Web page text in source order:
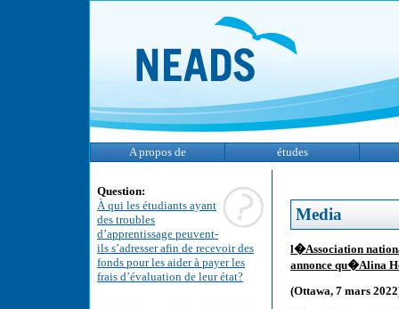
A propos de études
Question:
À qui les étudiants ayant
des troubles
d’apprentissage peuvent-
ils s’adresser afin de recevoir des
fonds pour les aider à payer les
frais d’évaluation de leur état?
Media
l�Association
annonce qu�Alina
(Ottawa, 7 mars